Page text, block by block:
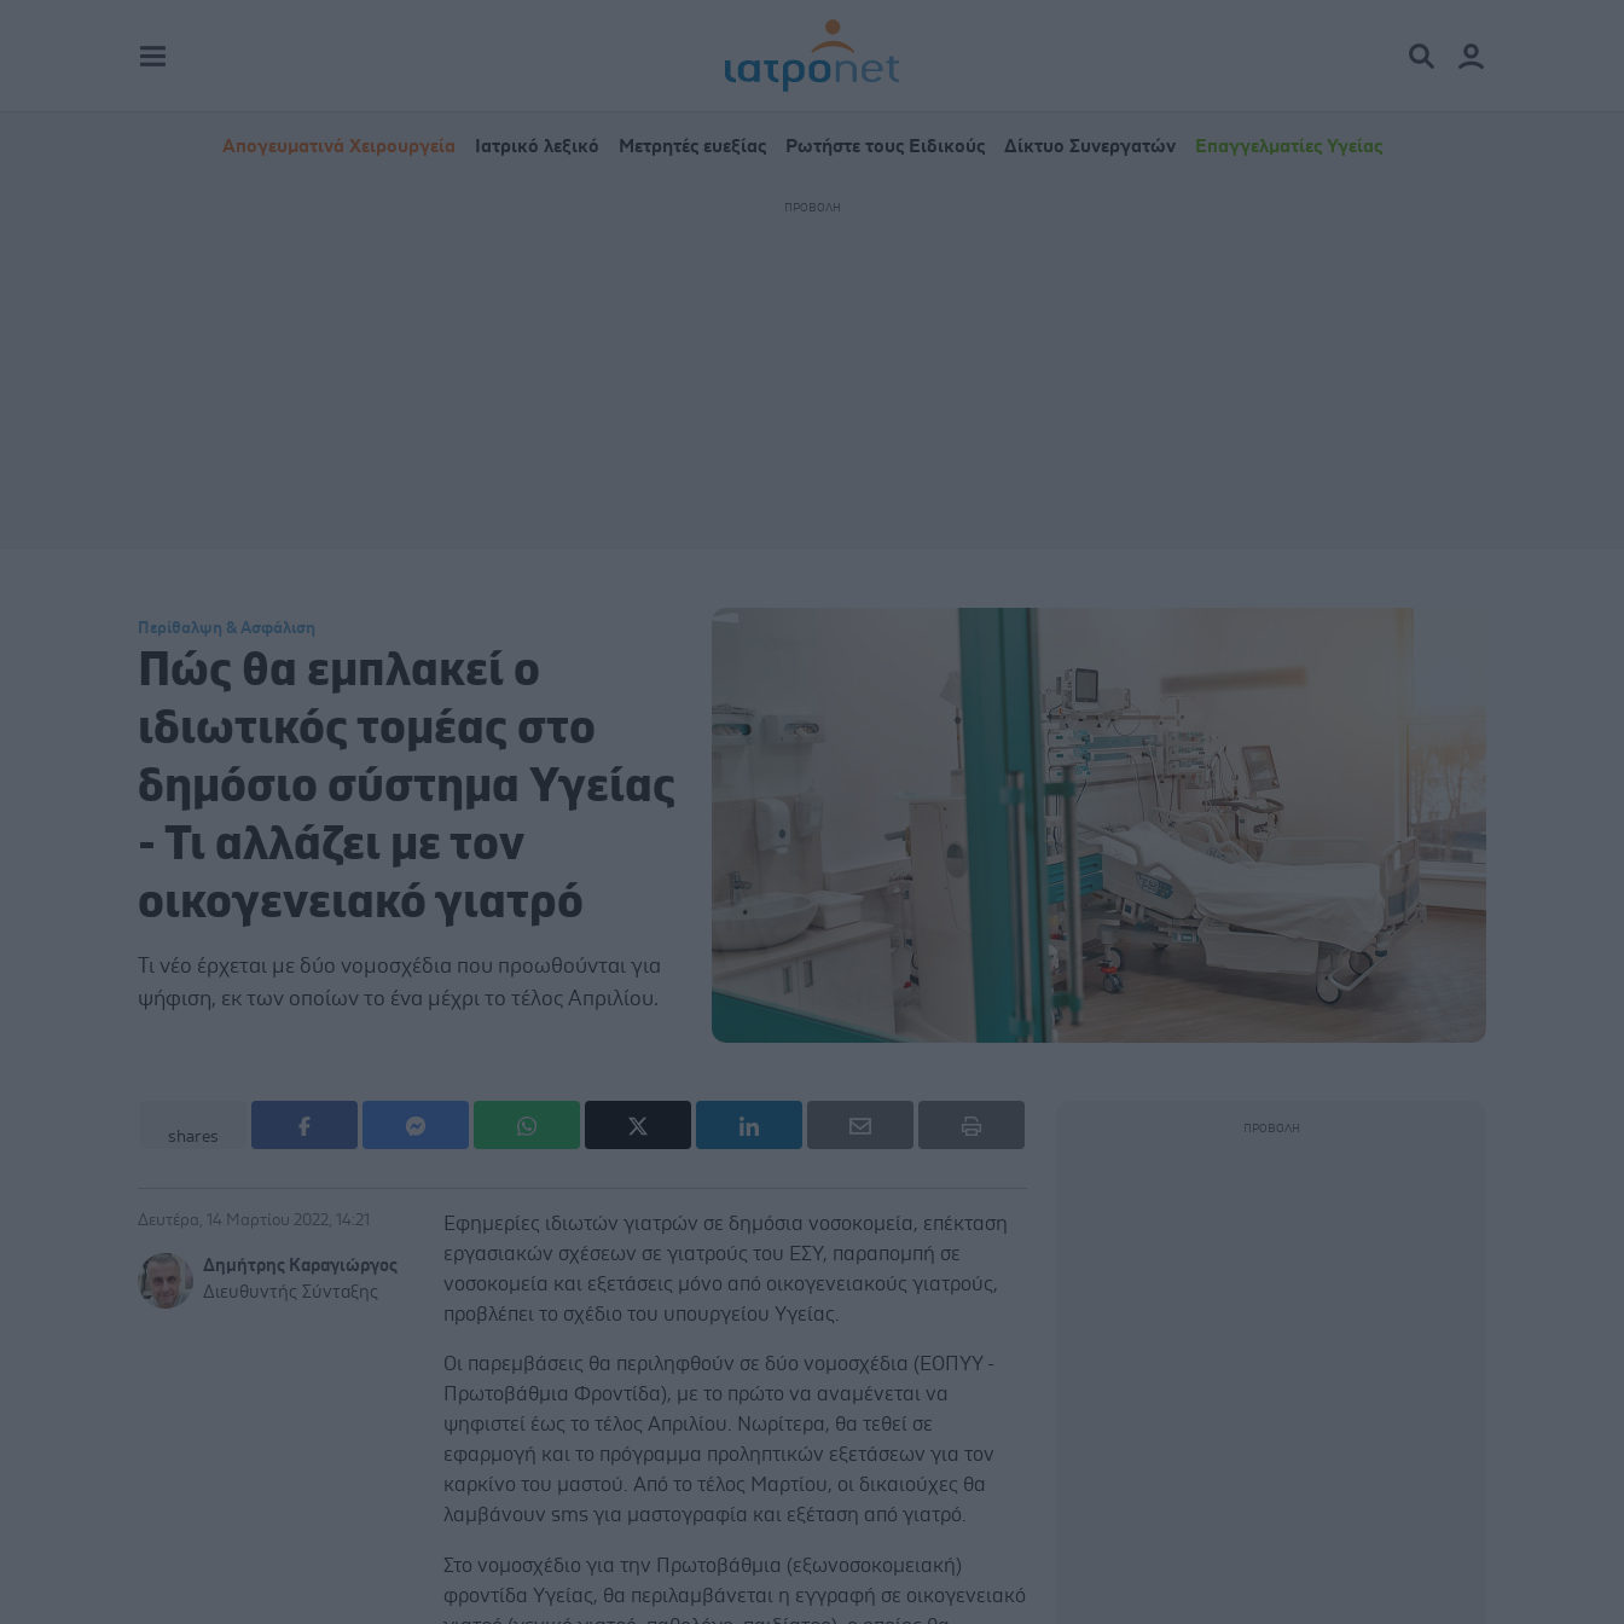
Απογευματινά Χειρουργεία Ιατρικό λεξικό Μετρητές ευεξίας Ρωτήστε τους Ειδικούς Δίκτυο Συνεργατών Επαγγελματίες Υγείας
Περίθαλψη & Ασφάλιση
Πώς θα εμπλακεί ο
ιδιωτικός τομέας στο
δημόσιο σύστημα Υγείας
- Τι αλλάζει με τον
οικογενειακό γιατρό
Τι νέο έρχεται με δύο νομοσχέδια που προωθούνται για
ψήφιση, εκ των οποίων το ένα μέχρι το τέλος Απριλίου.
shares
Δευτέρα, 14 Μαρτίου 2022, 14:21
Δημήτρης Καραγιώργος
Διευθυντής Σύνταξης
Εφημερίες ιδιωτών γιατρών σε δημόσια νοσοκομεία, επέκταση
εργασιακών σχέσεων σε γιατρούς του ΕΣΥ, παραπομπή σε
νοσοκομεία και εξετάσεις μόνο από οικογενειακούς γιατρούς,
προβλέπει το σχέδιο του υπουργείου Υγείας.
Οι παρεμβάσεις θα περιληφθούν σε δύο νομοσχέδια (ΕΟΠΥΥ -
Πρωτοβάθμια Φροντίδα), με το πρώτο να αναμένεται να
ψηφιστεί έως το τέλος Απριλίου. Νωρίτερα, θα τεθεί σε
εφαρμογή και το πρόγραμμα προληπτικών εξετάσεων για τον
καρκίνο του μαστού. Από το τέλος Μαρτίου, οι δικαιούχες θα
λαμβάνουν sms για μαστογραφία και εξέταση από γιατρό.
Στο νομοσχέδιο για την Πρωτοβάθμια (εξωνοσοκομειακή)
φροντίδα Υγείας, θα περιλαμβάνεται η εγγραφή σε οικογενειακό